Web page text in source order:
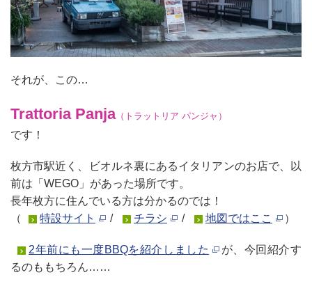
それが、この…
Trattoria Panja（トラットリア パンジャ）
です！
枚方市駅近く、ビオルネ裏にあるイタリアンのお店で、 以
前は「WEGO」があった場所です。
長年枚方に住んでいる方は分かるのでは！
（
特設サイト / チラシ / 地図ではここ ）
2年前にも一度BBQを紹介しました
が、今回紹介す
るのももちろん……